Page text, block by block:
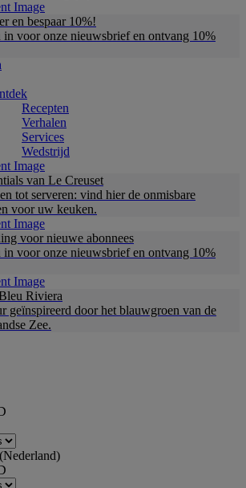
en bespaar 10%!
in voor onze nieuwsbrief en ontvang 10%
Recepten
Verhalen
Services
Wedstrijd
van Le Creuset
tot serveren: vind hier de onmisbare
voor uw keuken.
voor nieuwe abonnees
in voor onze nieuwsbrief en ontvang 10%
Riviera
geïnspireerd door het blauwgroen van de
Zee.